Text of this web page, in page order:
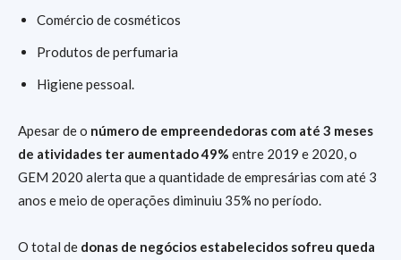
Comércio de cosméticos
Produtos de perfumaria
Higiene pessoal.
Apesar de o número de empreendedoras com até 3 meses
de atividades ter aumentado 49% entre 2019 e 2020, o
GEM 2020 alerta que a quantidade de empresárias com até 3
anos e meio de operações diminuiu 35% no período.
O total de donas de negócios estabelecidos sofreu queda